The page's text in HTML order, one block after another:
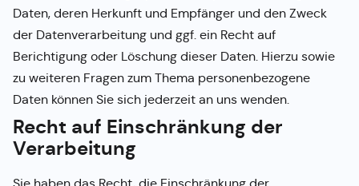
Daten, deren Herkunft und Empfänger und den Zweck
der Datenverarbeitung und ggf. ein Recht auf
Berichtigung oder Löschung dieser Daten. Hierzu sowie
zu weiteren Fragen zum Thema personenbezogene
Daten können Sie sich jederzeit an uns wenden.
Recht auf Einschränkung der
Verarbeitung